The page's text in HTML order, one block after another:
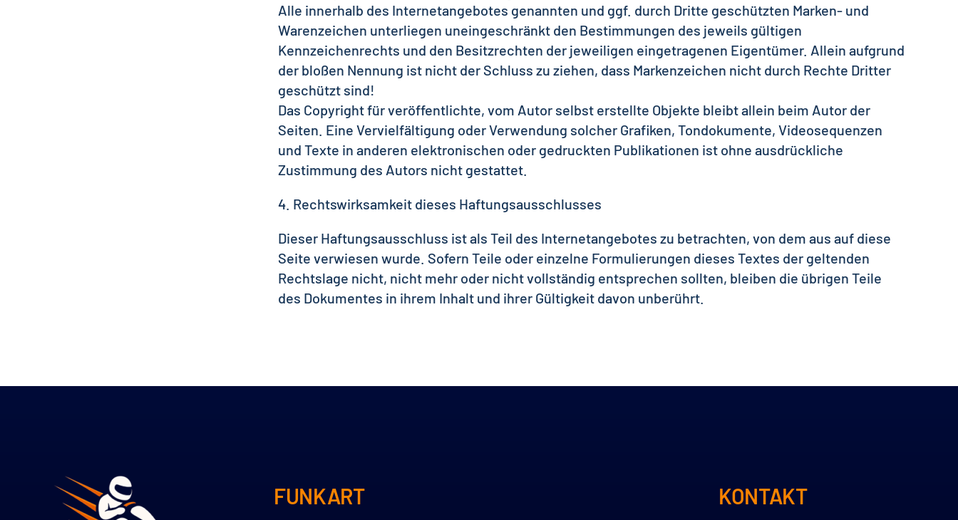
Alle innerhalb des Internetangebotes genannten und ggf. durch Dritte geschützten Marken- und
Warenzeichen unterliegen uneingeschränkt den Bestimmungen des jeweils gültigen
Kennzeichenrechts und den Besitzrechten der jeweiligen eingetragenen Eigentümer. Allein aufgrund
der bloßen Nennung ist nicht der Schluss zu ziehen, dass Markenzeichen nicht durch Rechte Dritter
geschützt sind!
Das Copyright für veröffentlichte, vom Autor selbst erstellte Objekte bleibt allein beim Autor der
Seiten. Eine Vervielfältigung oder Verwendung solcher Grafiken, Tondokumente, Videosequenzen
und Texte in anderen elektronischen oder gedruckten Publikationen ist ohne ausdrückliche
Zustimmung des Autors nicht gestattet.
4. Rechtswirksamkeit dieses Haftungsausschlusses
Dieser Haftungsausschluss ist als Teil des Internetangebotes zu betrachten, von dem aus auf diese
Seite verwiesen wurde. Sofern Teile oder einzelne Formulierungen dieses Textes der geltenden
Rechtslage nicht, nicht mehr oder nicht vollständig entsprechen sollten, bleiben die übrigen Teile
des Dokumentes in ihrem Inhalt und ihrer Gültigkeit davon unberührt.
FUNKART KONTAKT